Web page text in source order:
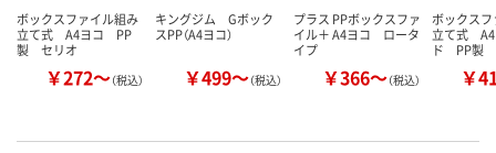
ボックスファイル組み
立て式 A4ヨコ PP
製 セリオ
￥272～（税込）
キングジム Gボック
スPP（A4ヨコ）
￥499～（税込）
プラス PPボックスファ
イル＋ A4ヨコ ロータ
イプ
￥366～（税込）
ボックス
立て式 A4
ド PP製
￥